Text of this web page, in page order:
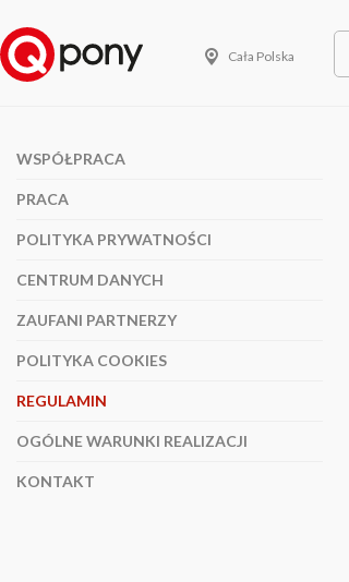
Cała Polska
WSPÓŁPRACA
PRACA
POLITYKA PRYWATNOŚCI
CENTRUM DANYCH
ZAUFANI PARTNERZY
POLITYKA COOKIES
REGULAMIN
OGÓLNE WARUNKI REALIZACJI
KONTAKT